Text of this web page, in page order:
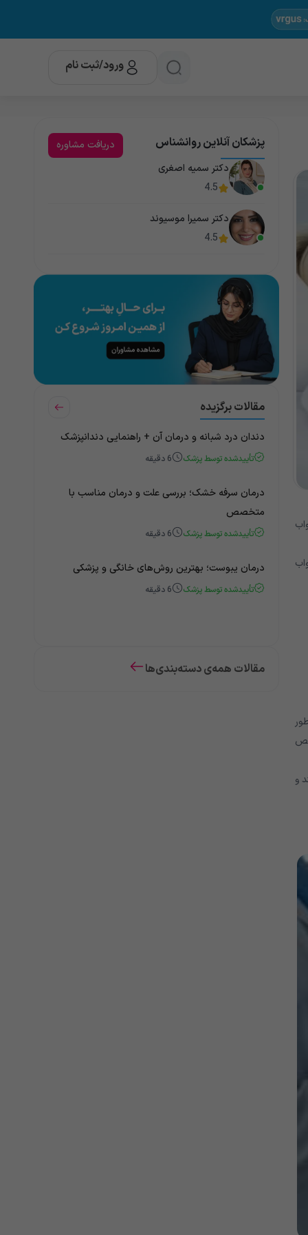
ورود/ثبت نام
و
پزشکان آنلاین روانشناس
دریافت مشاوره
دکتر سمیه اصغری
4.5
دکتر سمیرا موسیوند
4.5
مقالات برگزیده
دندان درد شبانه و درمان آن + راهنمایی دندانپزشک
تأییدشده توسط پزشک 6 دقیقه
درمان سرفه خشک؛ بررسی علت و درمان مناسب با
متخصص
تأییدشده توسط پزشک 6 دقیقه
درمان یبوست؛ بهترین روش‌های خانگی و پزشکی
تأییدشده توسط پزشک 6 دقیقه
مقالات همه‌ی دسته‌بندی‌ها